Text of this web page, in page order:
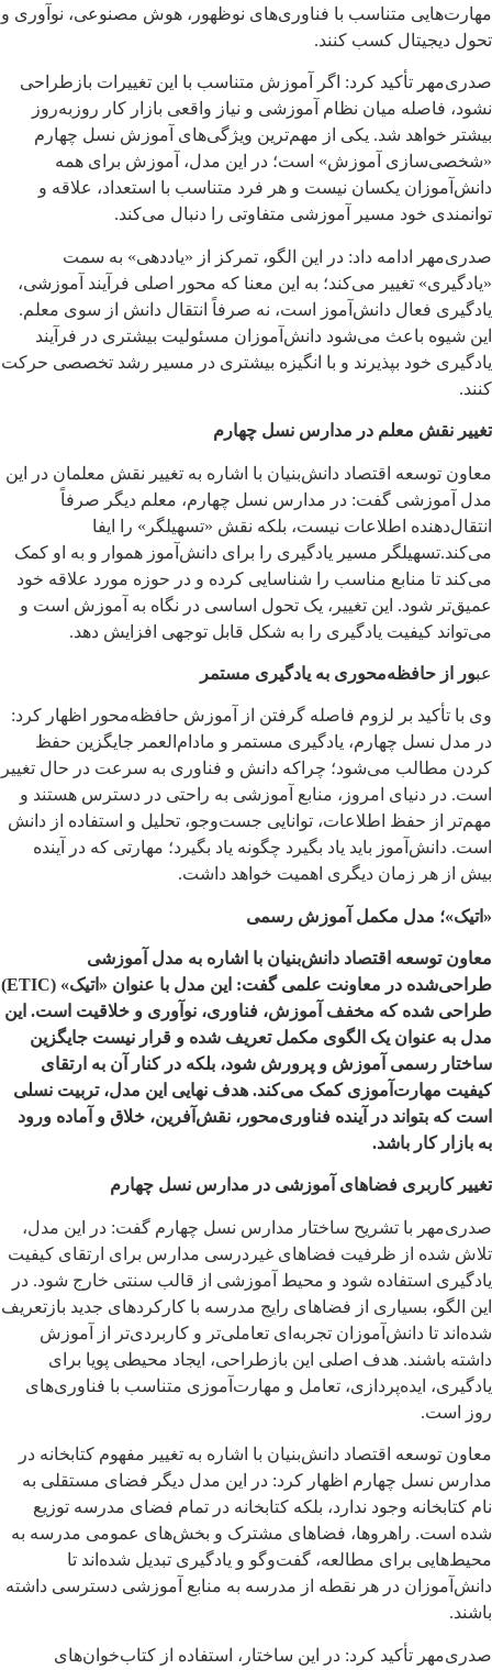
مهارت‌هایی متناسب با فناوری‌های نوظهور، هوش مصنوعی، نوآوری و
تحول دیجیتال کسب کنند.
صدری‌مهر تأکید کرد: اگر آموزش متناسب با این تغییرات بازطراحی
نشود، فاصله میان نظام آموزشی و نیاز واقعی بازار کار روزبه‌روز
بیشتر خواهد شد. یکی از مهم‌ترین ویژگی‌های آموزش نسل چهارم
«شخصی‌سازی آموزش» است؛ در این مدل، آموزش برای همه
دانش‌آموزان یکسان نیست و هر فرد متناسب با استعداد، علاقه و
توانمندی خود مسیر آموزشی متفاوتی را دنبال می‌کند.
صدری‌مهر ادامه داد: در این الگو، تمرکز از «یاددهی» به سمت
«یادگیری» تغییر می‌کند؛ به این معنا که محور اصلی فرآیند آموزشی،
یادگیری فعال دانش‌آموز است، نه صرفاً انتقال دانش از سوی معلم.
این شیوه باعث می‌شود دانش‌آموزان مسئولیت بیشتری در فرآیند
یادگیری خود بپذیرند و با انگیزه بیشتری در مسیر رشد تخصصی حرکت
کنند.
تغییر نقش معلم در مدارس نسل چهارم
معاون توسعه اقتصاد دانش‌بنیان با اشاره به تغییر نقش معلمان در این
مدل آموزشی گفت: در مدارس نسل چهارم، معلم دیگر صرفاً
انتقال‌دهنده اطلاعات نیست، بلکه نقش «تسهیلگر» را ایفا
می‌کند.تسهیلگر مسیر یادگیری را برای دانش‌آموز هموار و به او کمک
می‌کند تا منابع مناسب را شناسایی کرده و در حوزه مورد علاقه خود
عمیق‌تر شود. این تغییر، یک تحول اساسی در نگاه به آموزش است و
می‌تواند کیفیت یادگیری را به شکل قابل توجهی افزایش دهد.
عبور از حافظه‌محوری به یادگیری مستمر
وی با تأکید بر لزوم فاصله گرفتن از آموزش حافظه‌محور اظهار کرد:
در مدل نسل چهارم، یادگیری مستمر و مادام‌العمر جایگزین حفظ
کردن مطالب می‌شود؛ چراکه دانش و فناوری به سرعت در حال تغییر
است. در دنیای امروز، منابع آموزشی به راحتی در دسترس هستند و
مهم‌تر از حفظ اطلاعات، توانایی جست‌وجو، تحلیل و استفاده از دانش
است. دانش‌آموز باید یاد بگیرد چگونه یاد بگیرد؛ مهارتی که در آینده
بیش از هر زمان دیگری اهمیت خواهد داشت.
«اتیک»؛ مدل مکمل آموزش رسمی
معاون توسعه اقتصاد دانش‌بنیان با اشاره به مدل آموزشی
طراحی‌شده در معاونت علمی گفت: این مدل با عنوان «اتیک» (ETIC)
طراحی شده که مخفف آموزش، فناوری، نوآوری و خلاقیت است. این
مدل به عنوان یک الگوی مکمل تعریف شده و قرار نیست جایگزین
ساختار رسمی آموزش و پرورش شود، بلکه در کنار آن به ارتقای
کیفیت مهارت‌آموزی کمک می‌کند. هدف نهایی این مدل، تربیت نسلی
است که بتواند در آینده فناوری‌محور، نقش‌آفرین، خلاق و آماده ورود
به بازار کار باشد.
تغییر کاربری فضاهای آموزشی در مدارس نسل چهارم
صدری‌مهر با تشریح ساختار مدارس نسل چهارم گفت: در این مدل،
تلاش شده از ظرفیت فضاهای غیردرسی مدارس برای ارتقای کیفیت
یادگیری استفاده شود و محیط آموزشی از قالب سنتی خارج شود. در
این الگو، بسیاری از فضاهای رایج مدرسه با کارکردهای جدید بازتعریف
شده‌اند تا دانش‌آموزان تجربه‌ای تعاملی‌تر و کاربردی‌تر از آموزش
داشته باشند. هدف اصلی این بازطراحی، ایجاد محیطی پویا برای
یادگیری، ایده‌پردازی، تعامل و مهارت‌آموزی متناسب با فناوری‌های
روز است.
معاون توسعه اقتصاد دانش‌بنیان با اشاره به تغییر مفهوم کتابخانه در
مدارس نسل چهارم اظهار کرد: در این مدل دیگر فضای مستقلی به
نام کتابخانه وجود ندارد، بلکه کتابخانه در تمام فضای مدرسه توزیع
شده است. راهروها، فضاهای مشترک و بخش‌های عمومی مدرسه به
محیط‌هایی برای مطالعه، گفت‌وگو و یادگیری تبدیل شده‌اند تا
دانش‌آموزان در هر نقطه از مدرسه به منابع آموزشی دسترسی داشته
باشند.
صدری‌مهر تأکید کرد: در این ساختار، استفاده از کتاب‌خوان‌های